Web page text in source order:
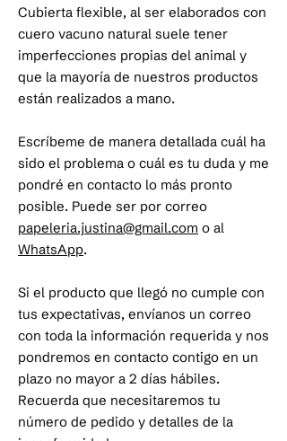
Cubierta flexible, al ser elaborados con
cuero vacuno natural suele tener
imperfecciones propias del animal y
que la mayoría de nuestros productos
están realizados a mano.
Escríbeme de manera detallada cuál ha
sido el problema o cuál es tu duda y me
pondré en contacto lo más pronto
posible. Puede ser por correo
papeleria.justina@gmail.com o al
WhatsApp.
Si el producto que llegó no cumple con
tus expectativas, envíanos un correo
con toda la información requerida y nos
pondremos en contacto contigo en un
plazo no mayor a 2 días hábiles.
Recuerda que necesitaremos tu
número de pedido y detalles de la